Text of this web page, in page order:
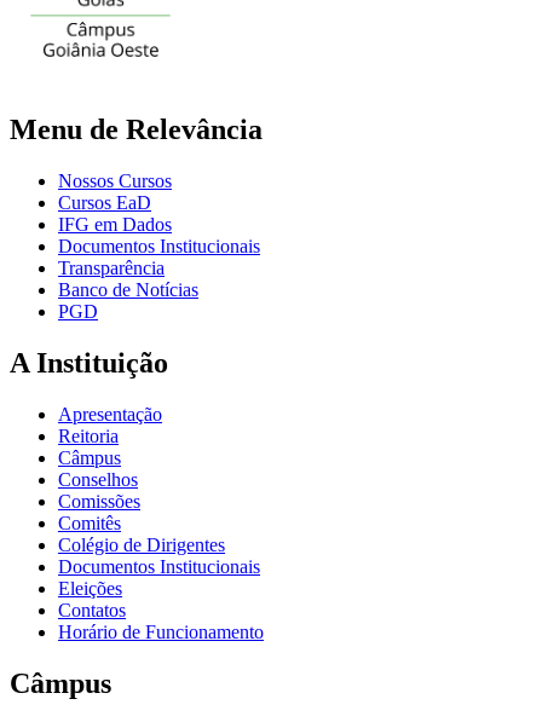
Menu de Relevância
Nossos Cursos
Cursos EaD
IFG em Dados
Documentos Institucionais
Transparência
Banco de Notícias
PGD
A Instituição
Apresentação
Reitoria
Câmpus
Conselhos
Comissões
Comitês
Colégio de Dirigentes
Documentos Institucionais
Eleições
Contatos
Horário de Funcionamento
Câmpus